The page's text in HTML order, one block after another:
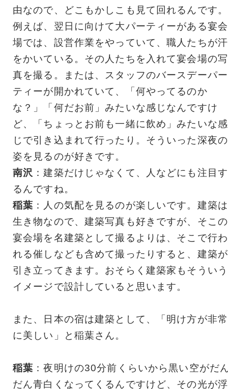
由なので、どこもかしこも見て回れるんです。
例えば、翌日に向けて大パーティーがある宴会
場では、設営作業をやっていて、職人たちが汗
をかいている。その人たちを入れて宴会場の写
真を撮る。または、スタッフのバースデーパー
ティーが開かれていて、「何やってるのか
な？」「何だお前」みたいな感じなんですけ
ど、「ちょっとお前も一緒に飲め」みたいな感
じで引き込まれて行ったり。そういった深夜の
姿を見るのが好きです。
南沢 ：建築だけじゃなくて、人などにも注目す
るんですね。
稲葉 ：人の気配を見るのが楽しいです。建築は
生き物なので、建築写真も好きですが、そこの
宴会場を名建築として撮るよりは、そこで行わ
れる催しなども含めて撮ったりすると、建築が
引き立ってきます。おそらく建築家もそういう
イメージで設計していると思います。
また、日本の宿は建築として、「明け方が非常
に美しい」と稲葉さん。
稲葉 ：夜明けの30分前くらいから黒い空がだ
だん青白くなってくるんですけど、その光が浮